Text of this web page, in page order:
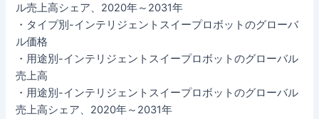
ル売上高シェア、2020年～2031年
・タイプ別-インテリジェントスイープロボットのグローバ
ル価格
・用途別-インテリジェントスイープロボットのグローバル
売上高
・用途別-インテリジェントスイープロボットのグローバル
売上高シェア、2020年～2031年